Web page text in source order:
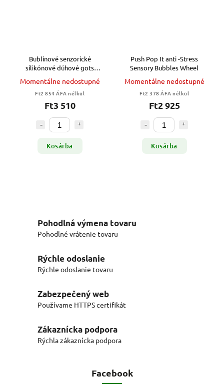
Bublinové senzorické
silikónové dúhové gots
bubliny
Momentálne nedostupné
Ft2 854 ÁFA nélkül
Ft3 510
Kosárba
Push Pop It anti -Stress
Sensory Bubbles Wheel
Momentálne nedostupné
Ft2 378 ÁFA nélkül
Ft2 925
Kosárba
Pohodlná výmena tovaru
Pohodlné vrátenie tovaru
Rýchle odoslanie
Rýchle odoslanie tovaru
Zabezpečený web
Používame HTTPS certifikát
Zákaznícka podpora
Rýchla zákaznícka podpora
Facebook